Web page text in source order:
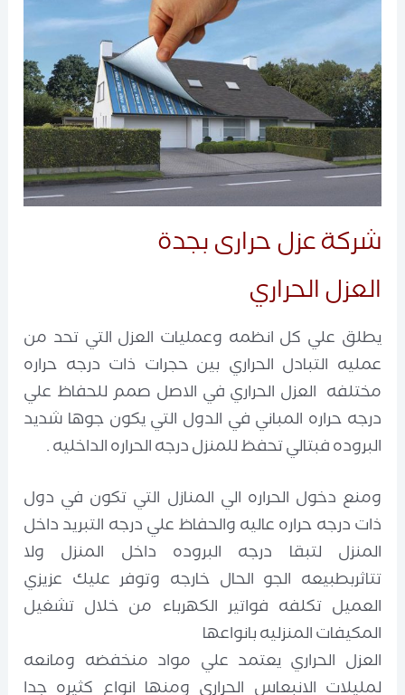
شركة عزل حرارى بجدة
العزل الحراري
يطلق علي كل انظمه وعمليات العزل التي تحد من
عمليه التبادل الحراري بين حجرات ذات درجه حراره
مختلفه العزل الحراري في الاصل صمم للحفاظ علي
درجه حراره المباني في الدول التي يكون جوها شديد
البروده فبتالي تحفظ للمنزل درجه الحراره الداخليه .
ومنع دخول الحراره الي المنازل التي تكون في دول
ذات درجه حراره عاليه والحفاظ علي درجه التبريد داخل
المنزل لتبقا درجه البروده داخل المنزل ولا
تتاثربطبيعه الجو الحال خارجه وتوفر عليك عزيزي
العميل تكلفه فواتير الكهرباء من خلال تشغيل
المكيفات المنزليه بانواعها
العزل الحراري يعتمد علي مواد منخفضه ومانعه